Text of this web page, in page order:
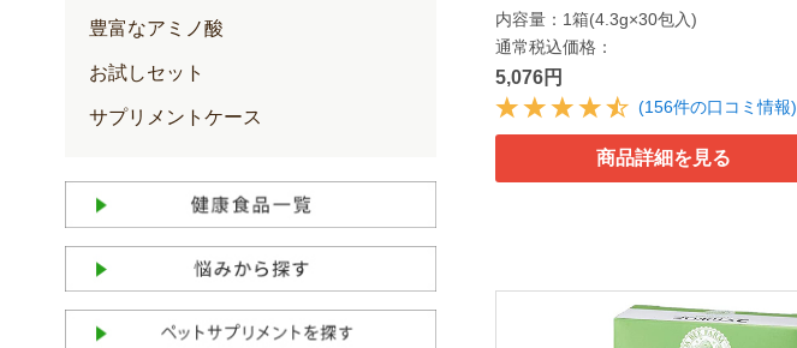
豊富なアミノ酸
お試しセット
サプリメントケース
内容量：1箱(4.3g×30包入)
通常税込価格：
5,076円
(156件の口コミ情報)
商品詳細を見る